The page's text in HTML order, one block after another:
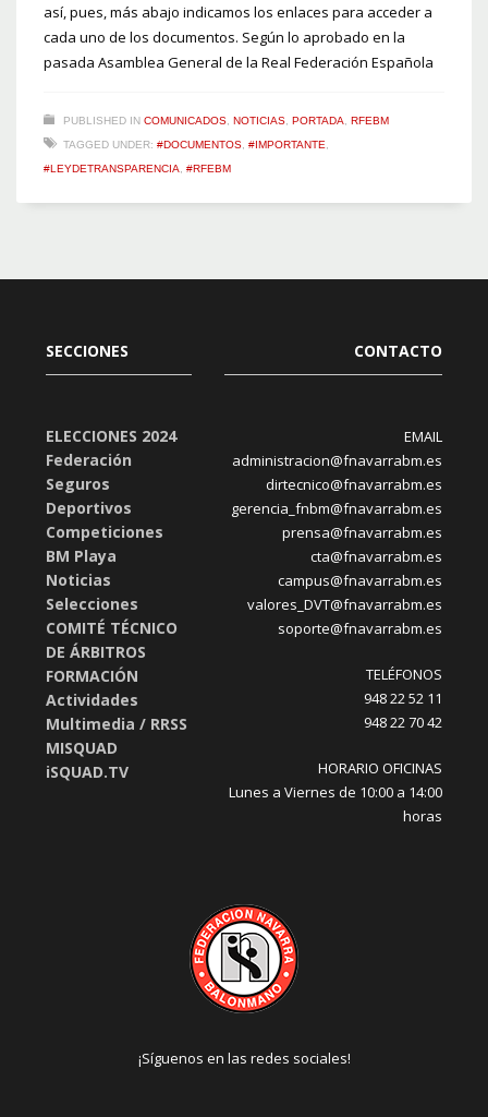
así, pues, más abajo indicamos los enlaces para acceder a
cada uno de los documentos. Según lo aprobado en la
pasada Asamblea General de la Real Federación Española
PUBLISHED IN COMUNICADOS NOTICIAS PORTADA
RFEBM
TAGGED UNDER: #DOCUMENTOS #IMPORTANTE
#LEYDETRANSPARENCIA
#RFEBM
SECCIONES
ELECCIONES 2024
Federación
Seguros
Deportivos
Competiciones
BM Playa
Noticias
Selecciones
COMITÉ TÉCNICO
DE ÁRBITROS
FORMACIÓN
Actividades
Multimedia / RRSS
MISQUAD
iSQUAD.TV
CONTACTO
EMAIL
administracion@fnavarrabm.es
dirtecnico@fnavarrabm.es
gerencia_fnbm@fnavarrabm.es
prensa@fnavarrabm.es
cta@fnavarrabm.es
campus@fnavarrabm.es
valores_DVT@fnavarrabm.es
soporte@fnavarrabm.es
TELÉFONOS
948 22 52 11
948 22 70 42
HORARIO OFICINAS
Lunes a Viernes de 10:00 a 14:00
horas
¡Síguenos en las redes sociales!